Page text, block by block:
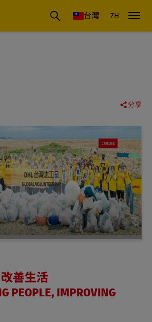
遞商業洞察與物流指南台灣 ZH
分享
善生活
PEOPLE, IMPROVING